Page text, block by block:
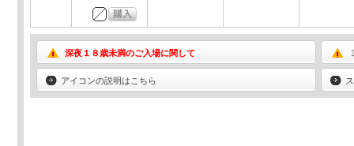
深夜１８歳未満のご入場に関して
アイコンの説明はこちら